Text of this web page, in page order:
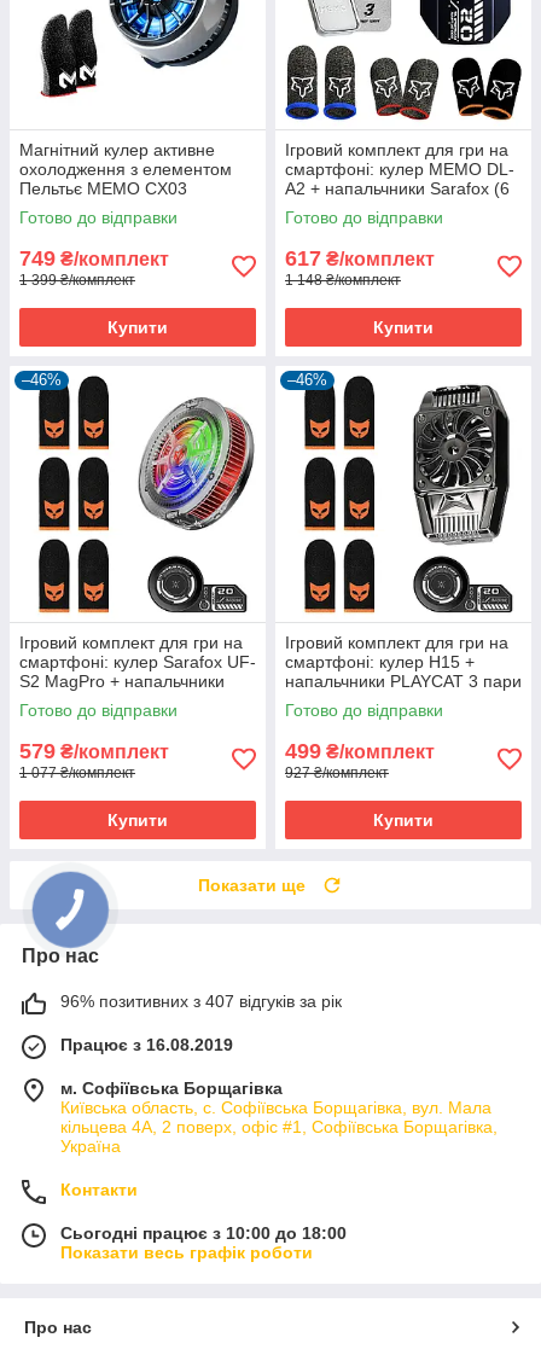
Магнітний кулер активне
охолодження з елементом
Пельтьє MEMO CX03
телефона смартфона MEMO
FS01 (4 напальчники)
Готово до відправки
749 ₴/комплект
1 399 ₴/комплект
Купити
Ігровий комплект для гри на
смартфоні: кулер MEMO DL-
A2 + напальчники Sarafox (6
шт.) + пудра MEMO FS03 +
пластина MEMO VC01
Готово до відправки
617 ₴/комплект
1 148 ₴/комплект
Купити
–46%
Ігровий комплект для гри на
смартфоні: кулер Sarafox UF-
S2 MagPro + напальчники
PLAYCAT 3 пари (6 шт.) +
пластина MEMO VC01
Готово до відправки
579 ₴/комплект
1 077 ₴/комплект
Купити
–46%
Ігровий комплект для гри на
смартфоні: кулер H15 +
напальчники PLAYCAT 3 пари
(6 шт.) + пластина MEMO
VC01
Готово до відправки
499 ₴/комплект
927 ₴/комплект
Купити
Показати ще
Про нас
96% позитивних з 407 відгуків за рік
Працює з 16.08.2019
м. Софіївська Борщагівка
Київська область, с. Софіївська Борщагівка, вул. Мала
кільцева 4А, 2 поверх, офіс #1, Софіївська Борщагівка,
Україна
Контакти
Сьогодні працює з 10:00 до 18:00
Показати весь графік роботи
Про нас